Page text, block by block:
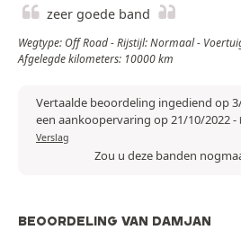
zeer goede band
Wegtype: Off Road - Rijstijl: Normaal -
Afgelegde kilometers: 10000 km
Vertaalde beoordeling ingediend op
een aankoopervaring op 21/10/2022-
Verslag
Zou u deze banden
BEOORDELING VAN DAMJAN